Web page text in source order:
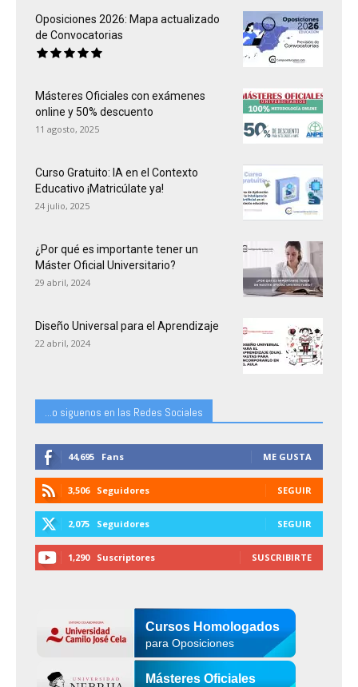
Oposiciones 2026: Mapa actualizado
de Convocatorias
Másteres Oficiales con exámenes
online y 50% descuento
11 agosto, 2025
Curso Gratuito: IA en el Contexto
Educativo ¡Matricúlate ya!
24 julio, 2025
¿Por qué es importante tener un
Máster Oficial Universitario?
29 abril, 2024
Diseño Universal para el Aprendizaje
22 abril, 2024
...o siguenos en las Redes Sociales
44,695 Fans ME GUSTA
3,506 Seguidores SEGUIR
2,075 Seguidores SEGUIR
1,290 Suscriptores SUSCRIBIRTE
Cursos Homologados
para Oposiciones
Másteres Oficiales